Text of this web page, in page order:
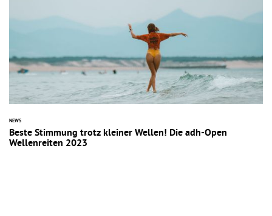
NEWS
Beste Stimmung trotz kleiner Wellen! Die adh-Open
Wellenreiten 2023